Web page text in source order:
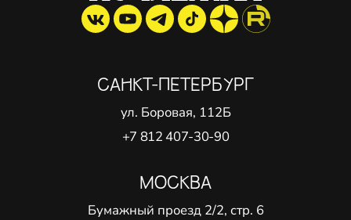
САНКТ-ПЕТЕРБУРГ
ул. Боровая, 112Б
+7 812 407-30-90
МОСКВА
Бумажный проезд 2/2, стр. 6